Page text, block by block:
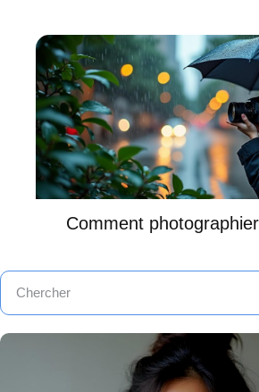
Comment